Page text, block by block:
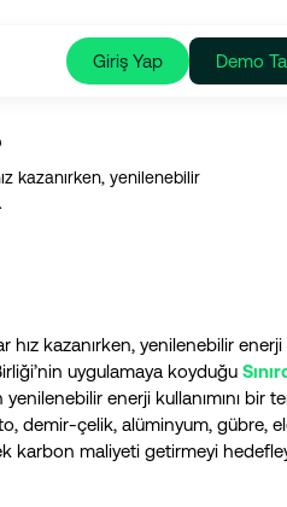
Giriş Yap Demo
kazanırken, yenilenebilir
kazanırken, yenilenebilir enerji
uygulamaya koyduğu
enerji kullanımını bir
demir-çelik, alüminyum, gübre,
karbon maliyeti getirmeyi